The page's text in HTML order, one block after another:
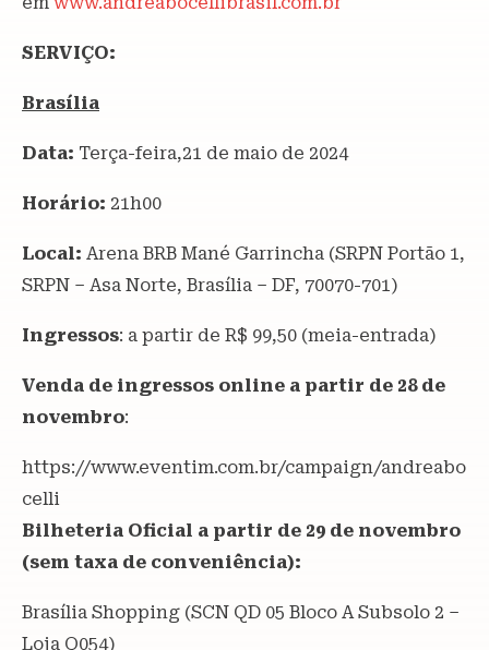
SERVIÇO:
Brasília
Data: Terça-feira,21 de maio de 2024
Horário: 21h00
Local: Arena BRB Mané Garrincha (SRPN Portão 1,
SRPN – Asa Norte, Brasília – DF, 70070-701)
Ingressos: a partir de R$ 99,50 (meia-entrada)
Venda de ingressos online a partir de 28 de
novembro:
https://www.eventim.com.br/campaign/andreabo
celli
Bilheteria Oficial a partir de 29 de novembro
(sem taxa de conveniência):
Brasília Shopping (SCN QD 05 Bloco A Subsolo 2 –
Loja Q054)